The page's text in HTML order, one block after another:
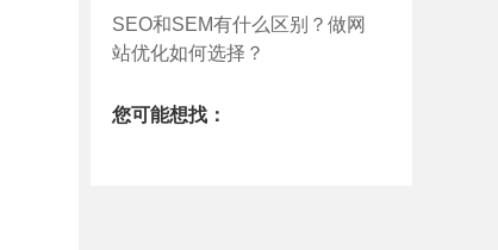
SEO和SEM有什么区别？做网
站优化如何选择？
您可能想找：